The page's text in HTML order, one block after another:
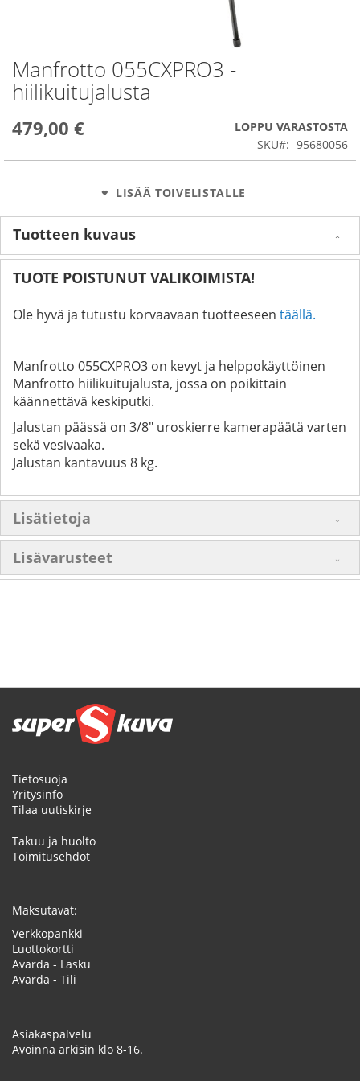
Manfrotto 055CXPRO3 -
hiilikuitujalusta
479,00 €
LOPPU VARASTOSTA
SKU
95680056
LISÄÄ TOIVELISTALLE
Skip
to
the
of
Tuotteen kuvaus
TUOTE POISTUNUT VALIKOIMISTA!
Ole hyvä ja tutustu korvaavaan tuotteeseen täällä.
Manfrotto 055CXPRO3 on kevyt ja helppokäyttöinen
Manfrotto hiilikuitujalusta, jossa on poikittain
käännettävä keskiputki.
Jalustan päässä on 3/8" uroskierre kamerapäätä varten
sekä vesivaaka.
Jalustan kantavuus 8 kg.
Lisätietoja
Lisävarusteet
Tietosuoja
Yritysinfo
Tilaa uutiskirje
Takuu ja huolto
Toimitusehdot
Maksutavat:
Verkkopankki
Luottokortti
Avarda - Lasku
Avarda - Tili
Asiakaspalvelu
Avoinna arkisin klo 8-16.